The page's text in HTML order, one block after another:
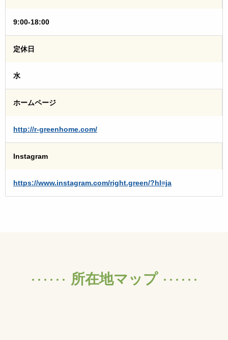
9:00-18:00
定休日
水
ホームページ
http://r-greenhome.com/
Instagram
https://www.instagram.com/right.green/?hl=ja
所在地マップ